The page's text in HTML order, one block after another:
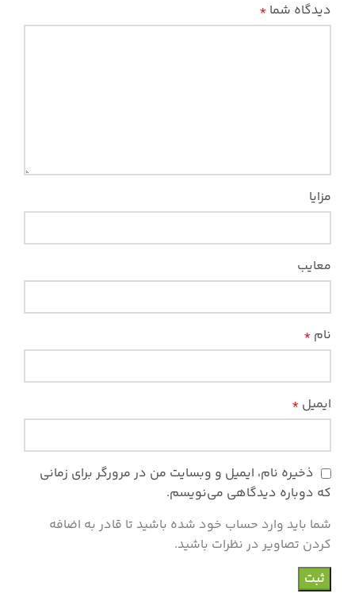
دیدگاه شما *
مزایا
معایب
نام *
ایمیل *
ذخیره نام، ایمیل و وبسایت من در مرورگر برای زمانی
که دوباره دیدگاهی می‌نویسم.
شما باید وارد حساب خود شده باشید تا قادر به اضافه
کردن تصاویر در نظرات باشید.